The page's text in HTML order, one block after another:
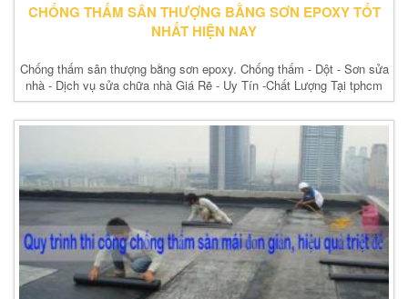
CHỐNG THẤM SÂN THƯỢNG BẰNG SƠN EPOXY TỐT
NHẤT HIỆN NAY
Chống thấm sân thượng bằng sơn epoxy. Chống thấm - Dột - Sơn sửa
nhà - Dịch vụ sửa chữa nhà Giá Rẽ - Uy Tín -Chất Lượng Tại tphcm